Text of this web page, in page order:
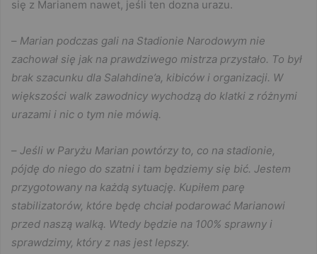
się z Marianem nawet, jeśli ten dozna urazu.
– Marian podczas gali na Stadionie Narodowym nie
zachował się jak na prawdziwego mistrza przystało. To był
brak szacunku dla Salahdine’a, kibiców i organizacji. W
większości walk zawodnicy wychodzą do klatki z różnymi
urazami i nic o tym nie mówią.
– Jeśli w Paryżu Marian powtórzy to, co na stadionie,
pójdę do niego do szatni i tam będziemy się bić. Jestem
przygotowany na każdą sytuację. Kupiłem parę
stabilizatorów, które będę chciał podarować Marianowi
przed naszą walką. Wtedy będzie na 100% sprawny i
sprawdzimy, który z nas jest lepszy.